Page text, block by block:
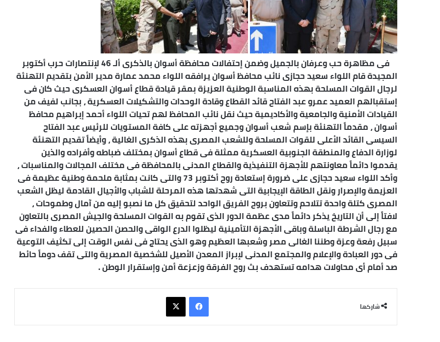
فى مظاهرة حب وعرفان بالجميل وضمن إحتفالات محافظة أسوان بالذكرى ألـ 46 لإنتصارات حرب أكتوبر
المجيدة قام اللواء سعيد حجازى نائب محافظ أسوان يرافقه اللواء محمد عمارة مدير الأمن بتقديم التهنئة
لرجال القوات المسلحة بهذه المناسبة الوطنية العزيزة بمقر قيادة قطاع أسوان العسكرى حيث كان فى
إستقبالهم العميد عمرو عبد الفتاح قائد القطاع وقادة الوحدات والتشكيلات العسكرية ، بجانب لفيف من
القيادات الأمنية والجامعية والأكاديمية حيث نقل نائب المحافظ لهم تحيات اللواء أحمد إبراهيم محافظ
أسوان ، مقدماً التهنئة بإسم شعب أسوان وجميع أجهزته على كافة المستويات للرئيس عبد الفتاح
السيسى القائد الأعلى للقوات المسلحة وللشعب المصرى بهذه الذكرى الغالية ، وأيضاً تقديم التهنئة
لوزارة الدفاع والمنطقة الجنوبية العسكرية ممثلة فى قطاع أسوان بمختلف ضباطه وأفراده والذين
يقدموا دائماً معاونتهم للأجهزة التنفيذية والقطاع المدنى بالمحافظة فى مختلف المجالات والمناسبات ،
وأكد اللواء سعيد حجازى على ضرورة إستعادة روح أكتوبر 73 والتى كانت بمثابة ملحمة وطنية عظيمة فى
العزيمة والإصرار ونقل الطاقة الإيجابية التى شهدتها هذه المرحلة للشباب والأجيال القادمة ليظل الشعب
المصرى كتلة واحدة تتلاحم وتتعاون بروح الفريق الواحد لتحقيق كل ما نصبو إليه من آمال وطموحات ،
لافتاً إلى أن التاريخ يذكر دائماً مدى عظمة الدور الذى تقوم به القوات المسلحة والجيش المصرى بالتعاون
مع رجال الشرطة الباسلة وباقى الأجهزة التأمينية ليظلوا الدرع الواقى والحصن الحصين للعطاء والفداء فى
سبيل رفعة وعزة وطننا الغالى مصر وشعبها العظيم وهو الذى يحتاج فى نفس الوقت إلى تكثيف التوعية
فى دور العبادة والإعلام والمجتمع المدنى لإبراز المعدن الأصيل للشخصية المصرية والتى تقف دوماً حائط
صد أمام أى محاولات هدامه تستهدف بث روح الفرقة وزعزعة أمن وإستقرار الوطن .
شاركها
فيسبوك